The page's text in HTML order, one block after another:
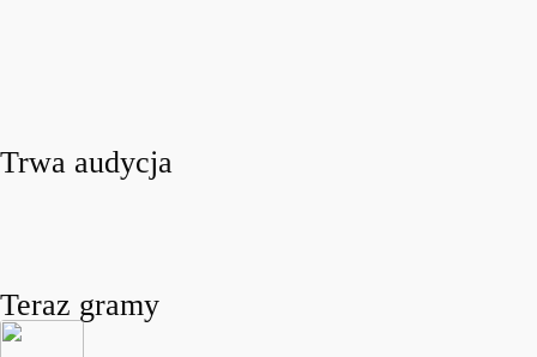
Trwa audycja
Teraz gramy